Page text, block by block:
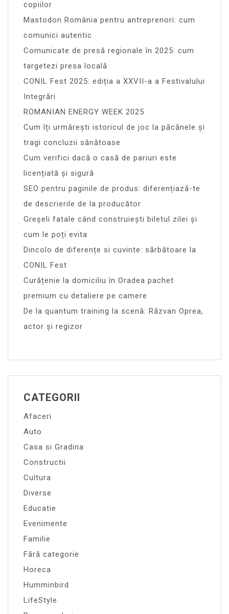
copiilor
Mastodon România pentru antreprenori: cum
comunici autentic
Comunicate de presă regionale în 2025: cum
targetezi presa locală
CONIL Fest 2025: ediția a XXVII-a a Festivalului
Integrări
ROMANIAN ENERGY WEEK 2025
Cum îți urmărești istoricul de joc la păcănele și
tragi concluzii sănătoase
Cum verifici dacă o casă de pariuri este
licențiată și sigură
SEO pentru paginile de produs: diferențiază-te
de descrierile de la producător
Greșeli fatale când construiești biletul zilei și
cum le poți evita
Dincolo de diferențe si cuvinte: sărbătoare la
CONIL Fest
Curățenie la domiciliu în Oradea pachet
premium cu detaliere pe camere
De la quantum training la scenă: Răzvan Oprea,
actor și regizor
CATEGORII
Afaceri
Auto
Casa si Gradina
Constructii
Cultura
Diverse
Educatie
Evenimente
Familie
Fără categorie
Horeca
Humminbird
LifeStyle